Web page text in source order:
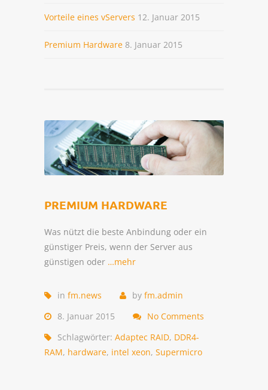
Vorteile eines vServers 12. Januar 2015
Premium Hardware 8. Januar 2015
PREMIUM HARDWARE
Was nützt die beste Anbindung oder ein
günstiger Preis, wenn der Server aus
günstigen oder …mehr
in fm.news by fm.admin
8. Januar 2015
No Comments
Schlagwörter: Adaptec RAID, DDR4-
RAM, hardware, intel xeon, Supermicro